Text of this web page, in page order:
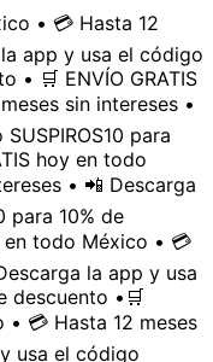
• 💳 Hasta 12
app y usa el código
• 🛒 ENVÍO GRATIS
sin intereses •
para
hoy en todo
• 📲 Descarga
para 10% de
en todo México • 💳
la app y usa
descuento • 🛒
• 💳 Hasta 12 meses
usa el código